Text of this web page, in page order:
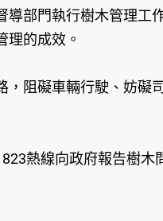
部門執行樹木管理工
理的成效。
阻礙車輛行駛、妨礙
熱線向政府報告樹木